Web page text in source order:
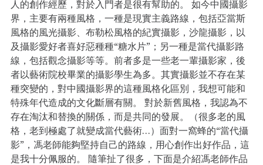
人的創作經歷，對於入門者是很有幫助的。 如今中國攝影
界，主要有兩種風格，一種是現實主義路線，包括亞當斯
風格的風光攝影、布勒松風格的紀實攝影，沙龍攝影，以
及攝影愛好者喜好惡種種“糖水片”；另一種是當代攝影路
線，包括觀念攝影等等。前者多是一些老一輩攝影家，後
者以藝術院校畢業的攝影學生為多。其實攝影並不存在某
種突變的，對中國攝影界的這種風格化區別，我想可能和
特殊年代造成的文化斷層有關。 對於新舊風格，我認為不
存在淘汰和替換的關係，而是共同的發展。（很多老的風
格，老到極處了就變成當代藝術…）面對一窩蜂的“當代攝
影”，馮老師能夠堅持自己的路線，用心創作出好作品，這
是我十分佩服的。 隨筆扯了很多，下面是介紹馮老師作品